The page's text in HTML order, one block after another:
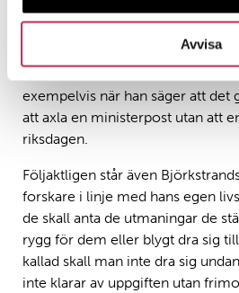
Avvisa
de ansvarsfulla uppdrag som han
askungesaga. Mellan varven ger
exempelvis när han säger att det
att axla en ministerpost utan att
riksdagen.
Följaktligen står även
forskare i linje med hans egen
de skall anta de utmaningar de
rygg för dem eller blygt dra sig
kallad skall man inte dra sig
inte klarar av uppgiften utan